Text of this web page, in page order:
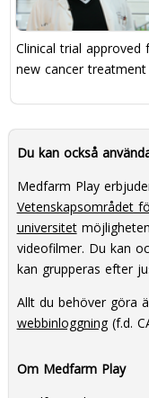
Clinical trial approved
new cancer treatment
Du kan också
Medfarm Play
Vetenskapsområdet
universitet
videofilmer. Du kan
kan grupperas efter
Allt du behöver göra
webbinloggning(f.d.
Om Medfarm Play